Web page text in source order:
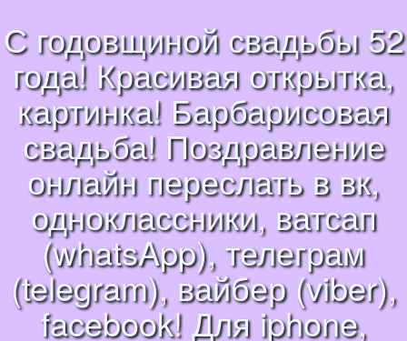
С годовщиной свадьбы 52
года! Красивая открытка,
картинка! Барбарисовая
свадьба! Поздравление
онлайн переслать в вк,
одноклассники, ватсап
(whatsApp), телеграм
(telegram), вайбер (viber),
facebook! Для iphone,